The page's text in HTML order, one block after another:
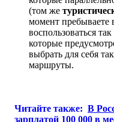
(том же
момент
воспользоваться
которые
выбрать для себя
маршруты.
Читайте также: В
зарплатой 100 000 в